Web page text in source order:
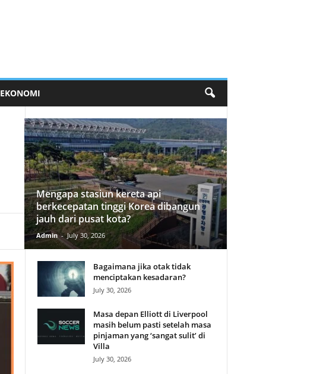
EKONOMI
Mengapa stasiun kereta api
berkecepatan tinggi Korea dibangun
jauh dari pusat kota?
Admin - July 30, 2026
Bagaimana jika otak tidak
menciptakan kesadaran?
July 30, 2026
Masa depan Elliott di Liverpool
masih belum pasti setelah masa
pinjaman yang ‘sangat sulit’ di
Villa
July 30, 2026